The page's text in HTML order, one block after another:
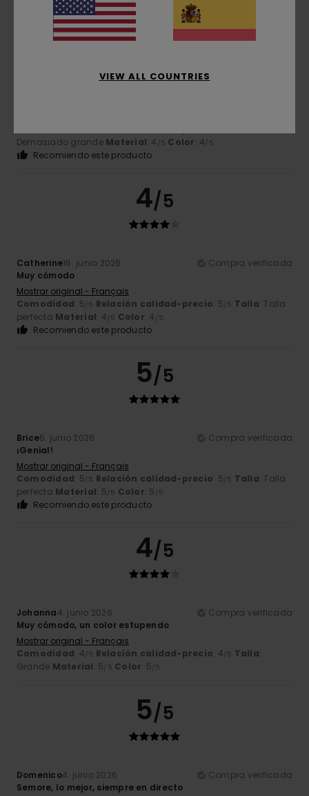
5 /5
Demasiado grande Material: 4 /5 Color: 4/5
Recomiendo este producto
4/5
Catherine16. junio 2026
Compra verificada
Muy cómodo
Mostrar original - Français
Comodidad: 5/5 Relación calidad-precio: 5/5 Talla: Talla
perfecta Material: 4/5 Color: 4 /5
Recomiendo este producto
5/5
Brice6. junio 2026
Compra verificada
¡Genial!
Mostrar original - Français
Comodidad: 5/5 Relación calidad-precio: 5/5 Talla: Talla
perfecta Material: 5/5 Color: 5 /5
Recomiendo este producto
4/5
Johanna4. junio 2026
Compra verificada
Muy cómodo, un color estupendo
Mostrar original - Français
Comodidad: 4/5 Relación calidad-precio: 4/5 Talla:
Grande Material: 5/5 Color: 5/5
5/5
Domenico4. junio 2026
Compra verificada
Semore, lo mejor, siempre en directo
VIEW ALL COUNTRIES